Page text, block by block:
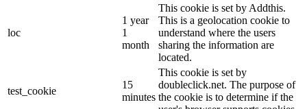
loc
1 year
1
month
This cookie is set by Addthis.
This is a geolocation cookie to
understand where the users
sharing the information are
located.
test_cookie
15
minutes
This cookie is set by
doubleclick.net. The purpose of
the cookie is to determine if the